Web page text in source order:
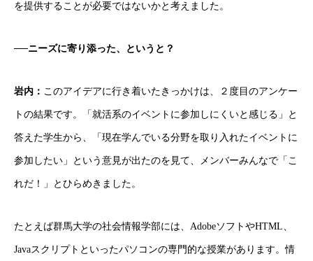
を提供することが必要ではないかと考えました。
──ニーズに寄り添った、というと？
岩内： このアイデアに行き着いたきっかけは、２度目のアンケー
トの結果です。「就活系のイベントに参加しにくいと感じる」と
答えた学生から、「現在学んでいる分野を取り入れたイベントに
参加したい」という意見が出たのを見て、メンバーみんなで「こ
れだ！」とひらめきました。
たとえば群馬大学の社会情報学部には、AdobeソフトやHTML、
Javaスクリプトといったパソコンの専門的な授業があります。情